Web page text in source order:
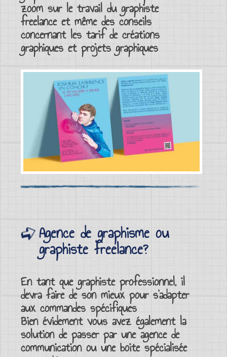
zoom sur le travail du graphiste
freelanceet même des conseils
concernant lestarif de créations
graphiques et projets graphiques
Agence de graphisme ou
graphiste freelance?
En tant quegraphiste professionnel, il
devra faire de son mieux pour s’adapter
aux commandes spécifiques
Bien évidement vous avez également la
solution de passer par uneagence de
communicationou une boitespécialisée